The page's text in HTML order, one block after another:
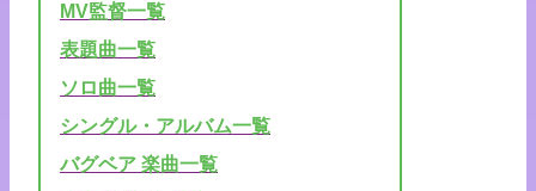
MV監督一覧
表題曲一覧
ソロ曲一覧
シングル・アルバム一覧
バグベア 楽曲一覧